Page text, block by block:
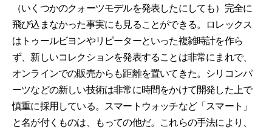
（いくつかのクォーツモデルを発表したにしても）完全に
飛び込まなかった事実にも見ることができる。ロレックス
はトゥールビヨンやリピーターといった複雑時計を作ら
ず、新しいコレクションを発表することは非常にまれで、
オンラインでの販売からも距離を置いてきた。シリコンパ
ーツなどの新しい技術は非常に時間をかけて開発した上で
慎重に採用している。スマートウォッチなど「スマート」
と名が付くものは、もっての他だ。これらの手法により、